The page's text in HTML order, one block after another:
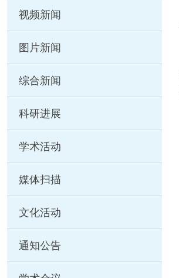
视频新闻
图片新闻
综合新闻
科研进展
学术活动
媒体扫描
文化活动
通知公告